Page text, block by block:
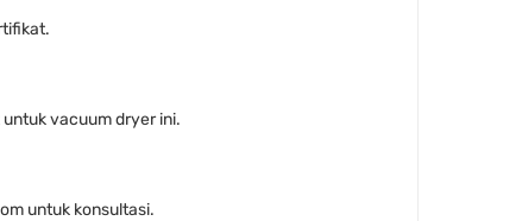
vacuum dryer ini.
untuk konsultasi.